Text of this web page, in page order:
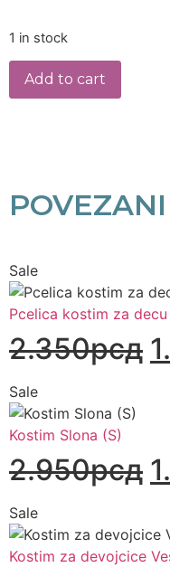
1 in stock
Add to cart
Sale
Pcelica kostim za decu
2.350рсд
Sale
Kostim Slona (S)
2.950рсд
Sale
Kostim za devojcice